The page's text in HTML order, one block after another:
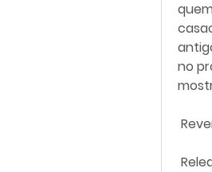
no